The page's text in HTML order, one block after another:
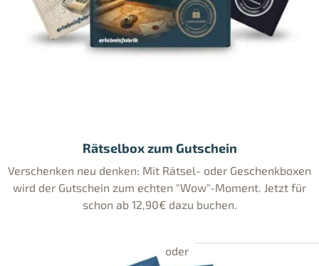
Rätselbox zum Gutschein
Verschenken neu denken: Mit Rätsel- oder Geschenkboxen
wird der Gutschein zum echten "Wow"-Moment. Jetzt für
schon ab 12,90€ dazu buchen.